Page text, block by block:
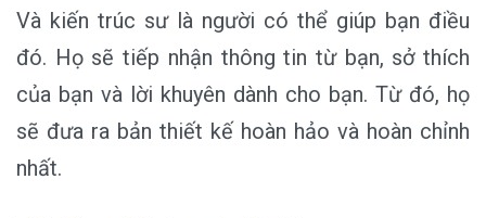
Và kiến trúc sư là người có thể giúp bạn điều
đó. Họ sẽ tiếp nhận thông tin từ bạn, sở thích
của bạn và lời khuyên dành cho bạn. Từ đó, họ
sẽ đưa ra bản thiết kế hoàn hảo và hoàn chỉnh
nhất.